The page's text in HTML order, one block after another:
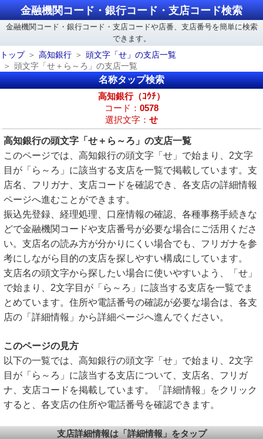
金融機関コード・銀行コード・支店コード検索
金融機関コード・銀行コード・支店コードや店番、支店番号を簡単に検索
できます。
トップ
高知銀行
頭文字「せ」の支店一覧
頭文字「せ＋ら～ろ」の支店一覧
名称タップ検索
高知銀行（ｺｳﾁ）
コード： 0578
選択文字： せ
高知銀行の頭文字「せ＋ら～ろ」の支店一覧
このページでは、高知銀行の頭文字「せ」で始まり、2文字
目が「ら～ろ」に該当する支店を一覧で掲載しています。支
店名、フリガナ、支店コードを確認でき、各支店の詳細情報
ページへ進むことができます。
振込先登録、経理処理、口座情報の確認、各種事務手続きな
どで金融機関コードや支店番号が必要な場合にご活用くださ
い。支店名の読み方が分かりにくい場合でも、フリガナを参
考にしながら目的の支店を探しやすい構成にしています。
支店名の頭文字から探したい場合に使いやすいよう、「せ」
で始まり、2文字目が「ら～ろ」に該当する支店を一覧でま
とめています。住所や電話番号の確認が必要な場合は、各支
店の「詳細情報」から詳細ページへ進んでください。
このページの見方
以下の一覧では、高知銀行の頭文字「せ」で始まり、2文字
目が「ら～ろ」に該当する支店について、支店名、フリガ
ナ、支店コードを掲載しています。「詳細情報」をクリック
すると、各支店の住所や電話番号を確認できます。
支店詳細情報は「詳細情報」をタップ